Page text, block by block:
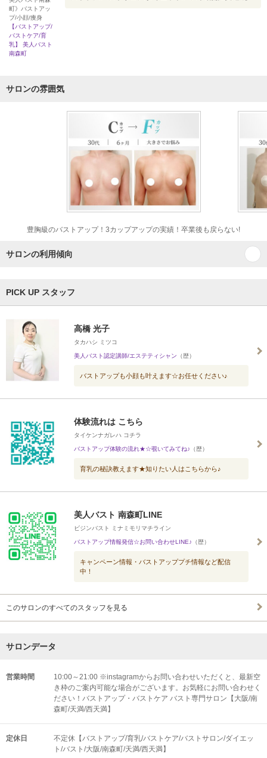
町》バストアッ
プ/小顔/痩身
【バストアップ/
バストケア/育
乳】 美人バスト
南森町
サロンの雰囲気
豊胸級のバストアップ！3カップアップの実績！卒業後も戻らない!
サロンの利用傾向
PICK UP スタッフ
高橋 光子
タカハシ ミツコ
美人バスト認定講師/エステティシャン （歴）
バストアップも小顔も叶えます☆お任せください♪
体験流れは こちら
タイケンナガレハ コチラ
バストアップ体験の流れ★☆覗いてみてね♪ （歴）
育乳の秘訣教えます★知りたい人はこちらから♪
美人バスト 南森町LINE
ビジンバスト ミナミモリマチライン
バストアップ情報発信☆お問い合わせLINE♪ （歴）
キャンペーン情報・バストアッププチ情報など配信
中！
このサロンのすべてのスタッフを見る
サロンデータ
営業時間
10:00～21:00 ※instagramからお問い合わせいただくと、最新空
き枠のご案内可能な場合がございます。お気軽にお問い合わせく
ださい！バストアップ・バストケア バスト専門サロン【大阪/南
森町/天満/西天満】
定休日
不定休【バストアップ/育乳/バストケア/バストサロン/ダイエッ
ト/バスト/大阪/南森町/天満/西天満】